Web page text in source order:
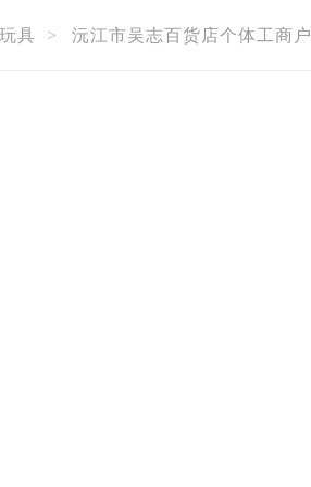
具 > 沅江市吴志百货店个体工商户